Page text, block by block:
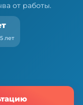
от работы.
лет